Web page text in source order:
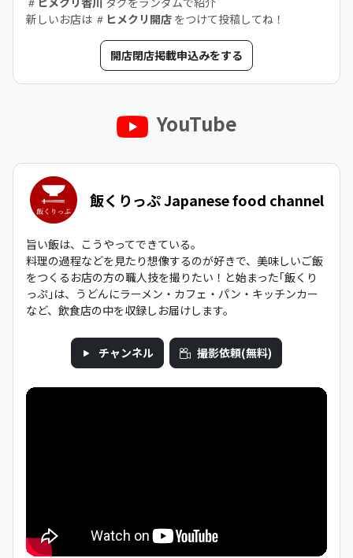
新しいお店は
ヒメクリ開店 をつけて投稿してね！
開店閉店掲載申込みをする
YouTube
飯くりっぷ Japanese food channel
旨い飯は、こうやってできている。
料理の過程などを見たり想像するのが好きで、美味しいご飯
をつくるお店の方の職人技を撮りたい！と始まった｢飯くり
っぷ｣は、うどんにラーメン・カフェ・パン・キッチンカー
など、飲食店の中を収録しお届けします。
チャンネル 撮影依頼(無料)